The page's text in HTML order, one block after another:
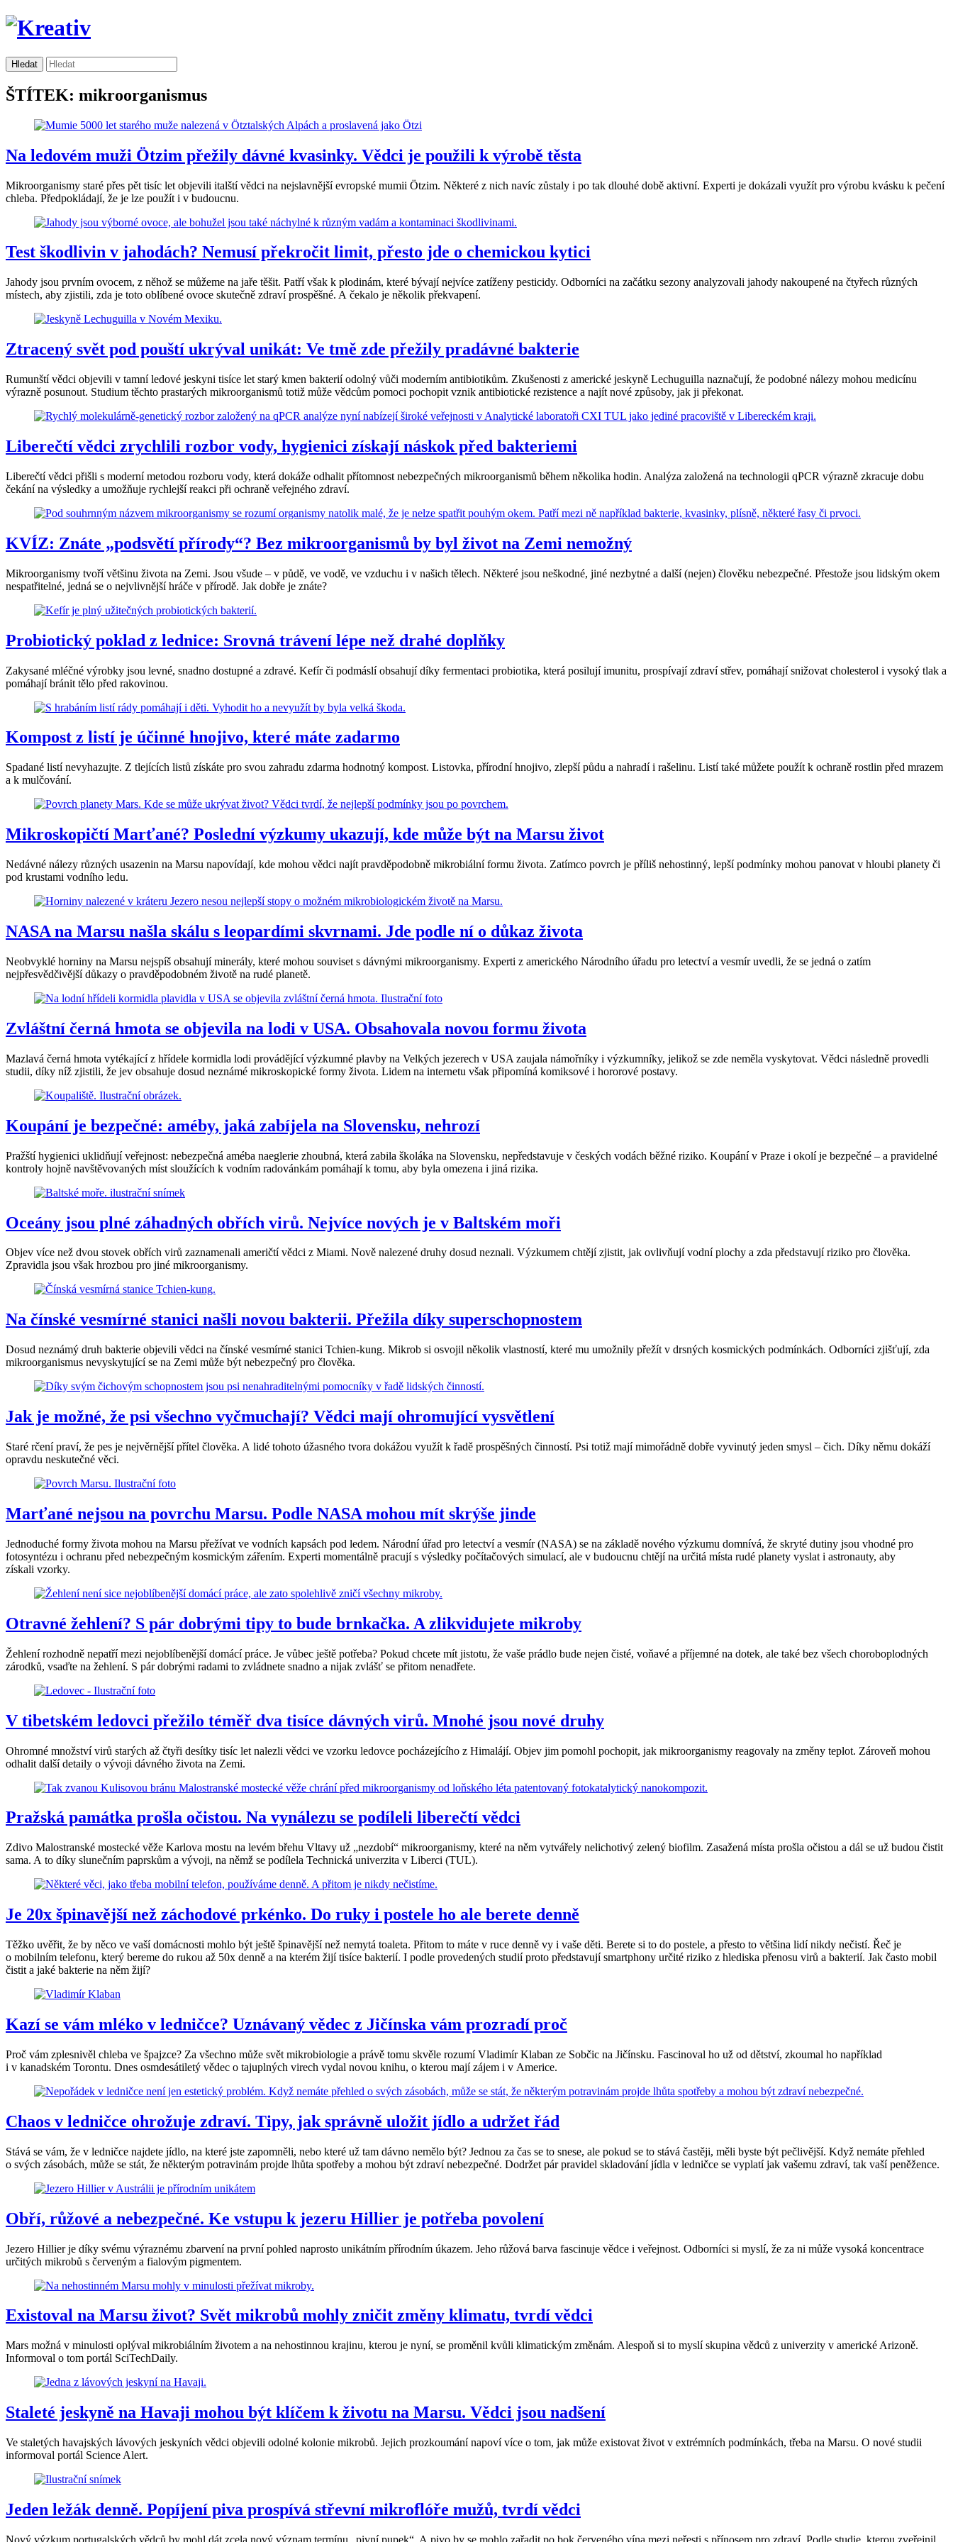
ŠTÍTEK: mikroorganismus
Na ledovém muži Ötzim přežily dávné kvasinky. Vědci je použili k výrobě těsta
Mikroorganismy staré přes pět tisíc let objevili italští vědci na nejslavnější evropské mumii Ötzim. Některé z nich navíc zůstaly i po tak dlouhé době aktivní. Experti je dokázali využít pro výrobu kvásku k pečení
chleba. Předpokládají, že je lze použít i v budoucnu.
Test škodlivin v jahodách? Nemusí překročit limit, přesto jde o chemickou kytici
Jahody jsou prvním ovocem, z něhož se můžeme na jaře těšit. Patří však k plodinám, které bývají nejvíce zatíženy pesticidy. Odborníci na začátku sezony analyzovali jahody nakoupené na čtyřech různých
místech, aby zjistili, zda je toto oblíbené ovoce skutečně zdraví prospěšné. A čekalo je několik překvapení.
Ztracený svět pod pouští ukrýval unikát: Ve tmě zde přežily pradávné bakterie
Rumunští vědci objevili v tamní ledové jeskyni tisíce let starý kmen bakterií odolný vůči moderním antibiotikům. Zkušenosti z americké jeskyně Lechuguilla naznačují, že podobné nálezy mohou medicínu
výrazně posunout. Studium těchto prastarých mikroorganismů totiž může vědcům pomoci pochopit vznik antibiotické rezistence a najít nové způsoby, jak ji překonat.
Liberečtí vědci zrychlili rozbor vody, hygienici získají náskok před bakteriemi
Liberečtí vědci přišli s moderní metodou rozboru vody, která dokáže odhalit přítomnost nebezpečných mikroorganismů během několika hodin. Analýza založená na technologii qPCR výrazně zkracuje dobu
čekání na výsledky a umožňuje rychlejší reakci při ochraně veřejného zdraví.
KVÍZ: Znáte „podsvětí přírody“? Bez mikroorganismů by byl život na Zemi nemožný
Mikroorganismy tvoří většinu života na Zemi. Jsou všude – v půdě, ve vodě, ve vzduchu i v našich tělech. Některé jsou neškodné, jiné nezbytné a další (nejen) člověku nebezpečné. Přestože jsou lidským okem
nespatřitelné, jedná se o nejvlivnější hráče v přírodě. Jak dobře je znáte?
Probiotický poklad z lednice: Srovná trávení lépe než drahé doplňky
Zakysané mléčné výrobky jsou levné, snadno dostupné a zdravé. Kefír či podmáslí obsahují díky fermentaci probiotika, která posilují imunitu, prospívají zdraví střev, pomáhají snižovat cholesterol i vysoký tlak a
pomáhají bránit tělo před rakovinou.
Kompost z listí je účinné hnojivo, které máte zadarmo
Spadané listí nevyhazujte. Z tlejících listů získáte pro svou zahradu zdarma hodnotný kompost. Listovka, přírodní hnojivo, zlepší půdu a nahradí i rašelinu. Listí také můžete použít k ochraně rostlin před mrazem
a k mulčování.
Mikroskopičtí Marťané? Poslední výzkumy ukazují, kde může být na Marsu život
Nedávné nálezy různých usazenin na Marsu napovídají, kde mohou vědci najít pravděpodobně mikrobiální formu života. Zatímco povrch je příliš nehostinný, lepší podmínky mohou panovat v hloubi planety či
pod krustami vodního ledu.
NASA na Marsu našla skálu s leopardími skvrnami. Jde podle ní o důkaz života
Neobvyklé horniny na Marsu nejspíš obsahují minerály, které mohou souviset s dávnými mikroorganismy. Experti z amerického Národního úřadu pro letectví a vesmír uvedli, že se jedná o zatím
nejpřesvědčivější důkazy o pravděpodobném životě na rudé planetě.
Zvláštní černá hmota se objevila na lodi v USA. Obsahovala novou formu života
Mazlavá černá hmota vytékající z hřídele kormidla lodi provádějící výzkumné plavby na Velkých jezerech v USA zaujala námořníky i výzkumníky, jelikož se zde neměla vyskytovat. Vědci následně provedli
studii, díky níž zjistili, že jev obsahuje dosud neznámé mikroskopické formy života. Lidem na internetu však připomíná komiksové i hororové postavy.
Koupání je bezpečné: améby, jaká zabíjela na Slovensku, nehrozí
Pražští hygienici uklidňují veřejnost: nebezpečná améba naeglerie zhoubná, která zabila školáka na Slovensku, nepředstavuje v českých vodách běžné riziko. Koupání v Praze i okolí je bezpečné – a pravidelné
kontroly hojně navštěvovaných míst sloužících k vodním radovánkám pomáhají k tomu, aby byla omezena i jiná rizika.
Oceány jsou plné záhadných obřích virů. Nejvíce nových je v Baltském moři
Objev více než dvou stovek obřích virů zaznamenali američtí vědci z Miami. Nově nalezené druhy dosud neznali. Výzkumem chtějí zjistit, jak ovlivňují vodní plochy a zda představují riziko pro člověka.
Zpravidla jsou však hrozbou pro jiné mikroorganismy.
Na čínské vesmírné stanici našli novou bakterii. Přežila díky superschopnostem
Dosud neznámý druh bakterie objevili vědci na čínské vesmírné stanici Tchien-kung. Mikrob si osvojil několik vlastností, které mu umožnily přežít v drsných kosmických podmínkách. Odborníci zjišťují, zda
mikroorganismus nevyskytující se na Zemi může být nebezpečný pro člověka.
Jak je možné, že psi všechno vyčmuchají? Vědci mají ohromující vysvětlení
Staré rčení praví, že pes je nejvěrnější přítel člověka. A lidé tohoto úžasného tvora dokážou využít k řadě prospěšných činností. Psi totiž mají mimořádně dobře vyvinutý jeden smysl – čich. Díky němu dokáží
opravdu neskutečné věci.
Marťané nejsou na povrchu Marsu. Podle NASA mohou mít skrýše jinde
Jednoduché formy života mohou na Marsu přežívat ve vodních kapsách pod ledem. Národní úřad pro letectví a vesmír (NASA) se na základě nového výzkumu domnívá, že skryté dutiny jsou vhodné pro
fotosyntézu i ochranu před nebezpečným kosmickým zářením. Experti momentálně pracují s výsledky počítačových simulací, ale v budoucnu chtějí na určitá místa rudé planety vyslat i astronauty, aby
získali vzorky.
Otravné žehlení? S pár dobrými tipy to bude brnkačka. A zlikvidujete mikroby
Žehlení rozhodně nepatří mezi nejoblíbenější domácí práce. Je vůbec ještě potřeba? Pokud chcete mít jistotu, že vaše prádlo bude nejen čisté, voňavé a příjemné na dotek, ale také bez všech choroboplodných
zárodků, vsaďte na žehlení. S pár dobrými radami to zvládnete snadno a nijak zvlášť se přitom nenadřete.
V tibetském ledovci přežilo téměř dva tisíce dávných virů. Mnohé jsou nové druhy
Ohromné množství virů starých až čtyři desítky tisíc let nalezli vědci ve vzorku ledovce pocházejícího z Himalájí. Objev jim pomohl pochopit, jak mikroorganismy reagovaly na změny teplot. Zároveň mohou
odhalit další detaily o vývoji dávného života na Zemi.
Pražská památka prošla očistou. Na vynálezu se podíleli liberečtí vědci
Zdivo Malostranské mostecké věže Karlova mostu na levém břehu Vltavy už „nezdobí“ mikroorganismy, které na něm vytvářely nelichotivý zelený biofilm. Zasažená místa prošla očistou a dál se už budou čistit
sama. A to díky slunečním paprskům a vývoji, na němž se podílela Technická univerzita v Liberci (TUL).
Je 20x špinavější než záchodové prkénko. Do ruky i postele ho ale berete denně
Těžko uvěřit, že by něco ve vaší domácnosti mohlo být ještě špinavější než nemytá toaleta. Přitom to máte v ruce denně vy i vaše děti. Berete si to do postele, a přesto to většina lidí nikdy nečistí. Řeč je
o mobilním telefonu, který bereme do rukou až 50x denně a na kterém žijí tisíce bakterií. I podle provedených studií proto představují smartphony určité riziko z hlediska přenosu virů a bakterií. Jak často mobil
čistit a jaké bakterie na něm žijí?
Kazí se vám mléko v ledničce? Uznávaný vědec z Jičínska vám prozradí proč
Proč vám zplesnivěl chleba ve špajzce? Za všechno může svět mikrobiologie a právě tomu skvěle rozumí Vladimír Klaban ze Sobčic na Jičínsku. Fascinoval ho už od dětství, zkoumal ho například
i v kanadském Torontu. Dnes osmdesátiletý vědec o tajuplných virech vydal novou knihu, o kterou mají zájem i v Americe.
Chaos v ledničce ohrožuje zdraví. Tipy, jak správně uložit jídlo a udržet řád
Stává se vám, že v ledničce najdete jídlo, na které jste zapomněli, nebo které už tam dávno nemělo být? Jednou za čas se to snese, ale pokud se to stává častěji, měli byste být pečlivější. Když nemáte přehled
o svých zásobách, může se stát, že některým potravinám projde lhůta spotřeby a mohou být zdraví nebezpečné. Dodržet pár pravidel skladování jídla v ledničce se vyplatí jak vašemu zdraví, tak vaší peněžence.
Obří, růžové a nebezpečné. Ke vstupu k jezeru Hillier je potřeba povolení
Jezero Hillier je díky svému výraznému zbarvení na první pohled naprosto unikátním přírodním úkazem. Jeho růžová barva fascinuje vědce i veřejnost. Odborníci si myslí, že za ni může vysoká koncentrace
určitých mikrobů s červeným a fialovým pigmentem.
Existoval na Marsu život? Svět mikrobů mohly zničit změny klimatu, tvrdí vědci
Mars možná v minulosti oplýval mikrobiálním životem a na nehostinnou krajinu, kterou je nyní, se proměnil kvůli klimatickým změnám. Alespoň si to myslí skupina vědců z univerzity v americké Arizoně.
Informoval o tom portál SciTechDaily.
Staleté jeskyně na Havaji mohou být klíčem k životu na Marsu. Vědci jsou nadšení
Ve staletých havajských lávových jeskyních vědci objevili odolné kolonie mikrobů. Jejich prozkoumání napoví více o tom, jak může existovat život v extrémních podmínkách, třeba na Marsu. O nové studii
informoval portál Science Alert.
Jeden ležák denně. Popíjení piva prospívá střevní mikroflóře mužů, tvrdí vědci
Nový výzkum portugalských vědců by mohl dát zcela nový význam termínu „pivní pupek“. A pivo by se mohlo zařadit po bok červeného vína mezi neřesti s přínosem pro zdraví. Podle studie, kterou zveřejnil